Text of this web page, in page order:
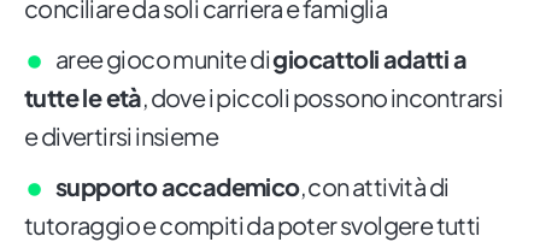
conciliare da soli carriera e famiglia
aree gioco munite digiocattoli adatti a
tutte le età, dove i piccoli possono incontrarsi
e divertirsi insieme
supporto accademico, con attività di
tutoraggio e compiti da poter svolgere tutti